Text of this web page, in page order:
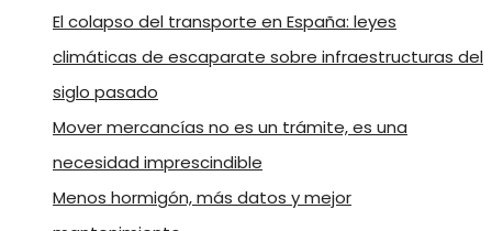
El colapso del transporte en España: leyes
climáticas de escaparate sobre infraestructuras del
siglo pasado
Mover mercancías no es un trámite, es una
necesidad imprescindible
Menos hormigón, más datos y mejor